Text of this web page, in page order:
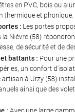
en PVC, bois ou
thermique et phonique.
: Les portes
la Nièvre (58)
de sécurité et de
battants : Pour une
un confort
à Urzy (58)
ainsi que des